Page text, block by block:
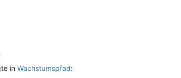
in Wachstumspfad: